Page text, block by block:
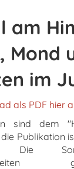
am
Mond
im
als PDF hier
sind dem
Publikation
Die